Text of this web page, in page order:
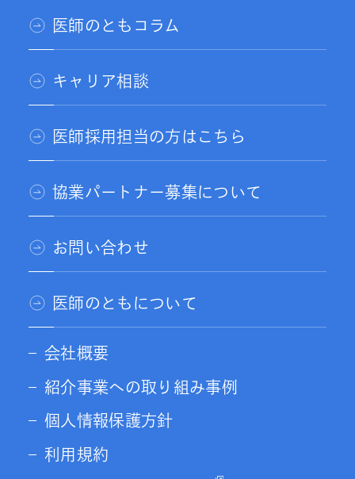
医師のともコラム
キャリア相談
医師採用担当の方はこちら
協業パートナー募集について
お問い合わせ
医師のともについて
会社概要
紹介事業への取り組み事例
個人情報保護方針
利用規約